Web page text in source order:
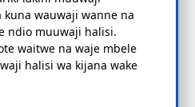
kuna wauwaji wanne na
ndio muuwaji halisi.
waitwe na waje mbele
halisi wa kijana wake